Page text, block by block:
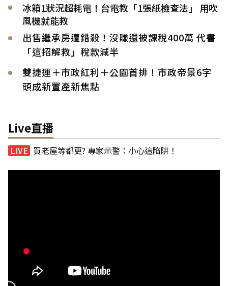
冰箱1狀況超耗電！台電教「1張紙檢查法」 用吹
風機就能救
出售繼承房遭錯殺！沒賺還被課稅400萬 代書
「這招解救」稅款減半
雙捷運＋市政紅利＋公園首排！市政帝景6字
頭成新置產新焦點
Live直播
買老屋等都更? 專家示警：小心這陷阱！